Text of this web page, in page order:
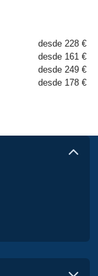
desde 228 €
desde 161 €
desde 249 €
desde 178 €